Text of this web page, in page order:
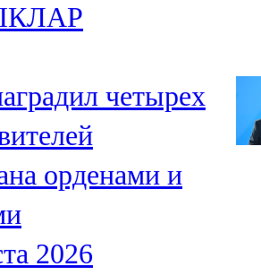
четырех
орденами и
2026